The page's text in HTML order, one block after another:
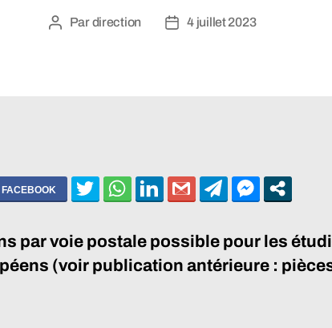
Auteur
Pardirection
Date4 juillet 2023
par voie postale possible pour les
(voir publication antérieure :